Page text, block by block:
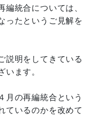
統合については、
ったというご見解を
説明をしてきている
います。
の再編統合という
ているのかを改めて